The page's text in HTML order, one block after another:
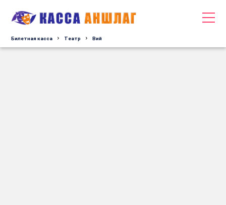
Билетная касса Tеатр Вий